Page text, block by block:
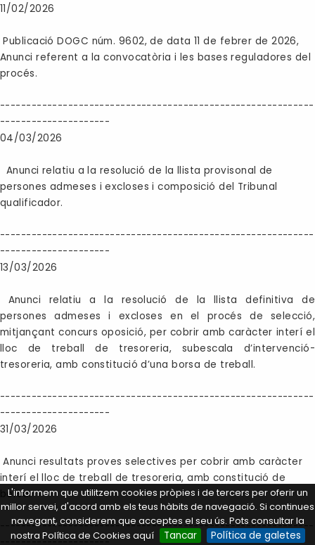
11/02/2026
Publicació DOGC núm. 9602, de data 11 de febrer de 2026,
Anunci referent a la convocatòria i les bases reguladores del
procés.
------------------------------------------------------------
---------------------
04/03/2026
Anunci relatiu a la resolució de la llista provisonal de
persones admeses i excloses i composició del Tribunal
qualificador.
------------------------------------------------------------
---------------------
13/03/2026
Anunci relatiu a la resolució de la llista definitiva de
persones admeses i excloses en el procés de selecció,
mitjançant concurs oposició, per cobrir amb caràcter interí el
lloc de treball de tresoreria, subescala d’intervenció-
tresoreria, amb constitució d’una borsa de treball.
------------------------------------------------------------
---------------------
31/03/2026
Anunci resultats proves selectives per cobrir amb caràcter
interí el lloc de treball de tresoreria, amb constitució de
borsa.
------------------------------------------------------------
---------------------
L'informem que utilitzem cookies pròpies i de tercers per oferir un
millor servei, d'acord amb els teus hàbits de navegació. Si continues
navegant, considerem que acceptes el seu ús. Pots consultar la
nostra Política de Cookies aquí
Tancar Política de galetes